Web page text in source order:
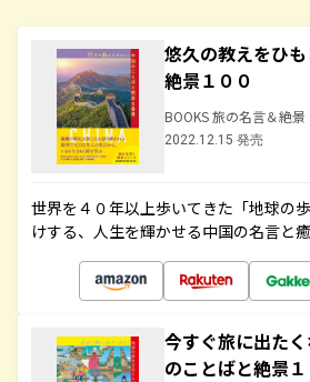
悠久の教えをひ
絶景１００
BOOKS 旅の名言＆絶景
2022.12.15 発売
世界を４０年以上歩いてきた「地球の
けする、人生を輝かせる中国の名言と
今すぐ旅に出た
のことばと絶景１